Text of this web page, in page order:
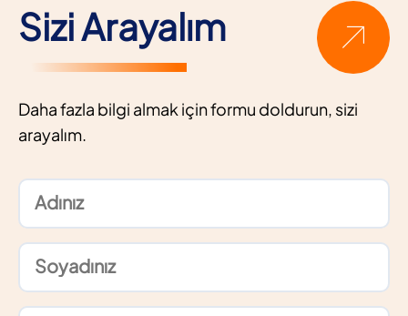
Sizi Arayalım
Daha fazla bilgi almak için formu doldurun, sizi
arayalım.